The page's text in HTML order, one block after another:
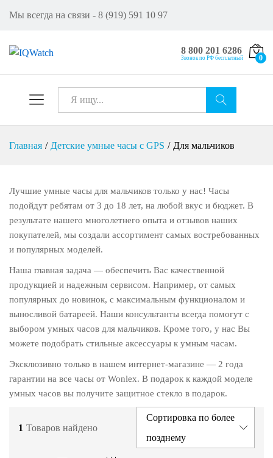
Мы всегда на связи - 8 (919) 591 10 97
8 800 201 6286
Звонок по РФ бесплатный 0
Все
Искат
ь
Главная / Детские умные часы с GPS / Для мальчиков
Лучшие умные часы для мальчиков только у нас! Часы
подойдут ребятам от 3 до 18 лет, на любой вкус и бюджет. В
результате нашего многолетнего опыта и отзывов наших
покупателей, мы создали ассортимент самых востребованных
и популярных моделей.
Наша главная задача — обеспечить Вас качественной
продукцией и надежным сервисом. Например, от самых
популярных до новинок, с максимальным функционалом и
выносливой батареей. Наши консультанты всегда помогут с
выбором умных часов для мальчиков. Кроме того, у нас Вы
можете подобрать стильные аксессуары к умным часам.
Эксклюзивно только в нашем интернет-магазине — 2 года
гарантии на все часы от Wonlex. В подарок к каждой моделе
умных часов вы получите защитное стекло в подарок.
1 Товаров найдено
Сортировка по более
позднему